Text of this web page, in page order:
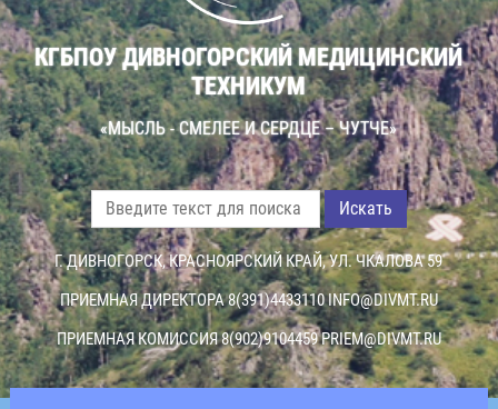
КГБПОУ ДИВНОГОРСКИЙ МЕДИЦИНСКИЙ
ТЕХНИКУМ
«МЫСЛЬ - СМЕЛЕЕ И СЕРДЦЕ – ЧУТЧЕ»
Искать
Г. ДИВНОГОРСК, КРАСНОЯРСКИЙ КРАЙ, УЛ. ЧКАЛОВА 59
ПРИЕМНАЯ ДИРЕКТОРА 8(391)4433110INFO@DIVMT.RU
ПРИЕМНАЯ КОМИССИЯ 8(902)9104459PRIEM@DIVMT.RU